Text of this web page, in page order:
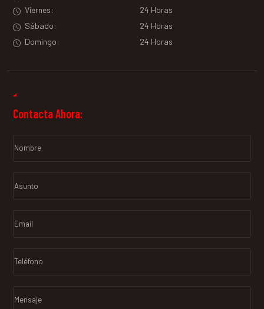
Viernes:
24 Horas
Sábado:
24 Horas
Domingo:
24 Horas
Contacta Ahora: